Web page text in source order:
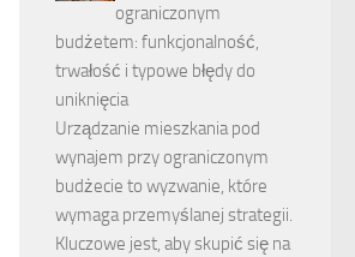
ograniczonym
budżetem: funkcjonalność,
trwałość i typowe błędy do
uniknięcia
Urządzanie mieszkania pod
wynajem przy ograniczonym
budżecie to wyzwanie, które
wymaga przemyślanej strategii.
Kluczowe jest, aby skupić się na